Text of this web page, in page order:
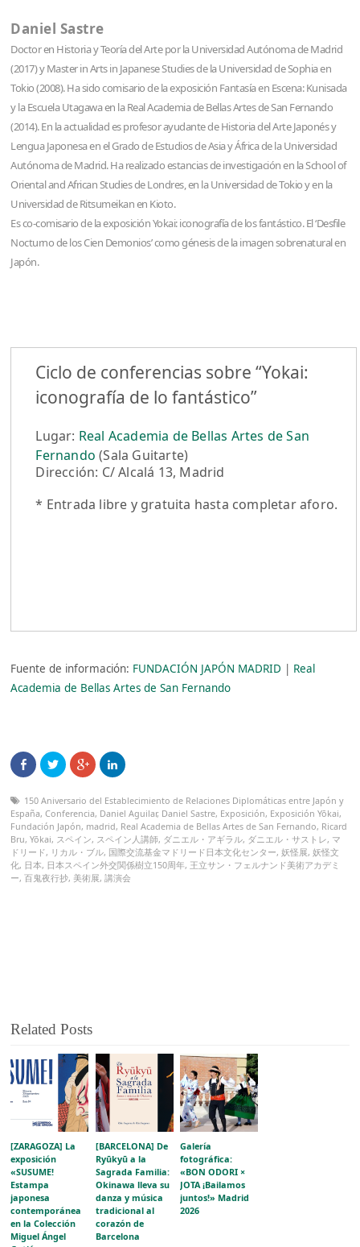
Daniel Sastre
Doctor en Historia y Teoría del Arte por la Universidad Autónoma de Madrid
(2017) y Master in Arts in Japanese Studies de la Universidad de Sophia en
Tokio (2008). Ha sido comisario de la exposición Fantasía en Escena: Kunisada
y la Escuela Utagawa en la Real Academia de Bellas Artes de San Fernando
(2014). En la actualidad es profesor ayudante de Historia del Arte Japonés y
Lengua Japonesa en el Grado de Estudios de Asia y África de la Universidad
Autónoma de Madrid. Ha realizado estancias de investigación en la School of
Oriental and African Studies de Londres, en la Universidad de Tokio y en la
Universidad de Ritsumeikan en Kioto.
Es co-comisario de la exposición Yokai: iconografía de los fantástico. El ‘Desfile
Nocturno de los Cien Demonios’ como génesis de la imagen sobrenatural en
Japón.
Ciclo de conferencias sobre “Yokai:
iconografía de lo fantástico”
Lugar: Real Academia de Bellas Artes de San
Fernando (Sala Guitarte)
Dirección: C/ Alcalá 13, Madrid
* Entrada libre y gratuita hasta completar aforo.
Fuente de información: FUNDACIÓN JAPÓN MADRID | Real
Academia de Bellas Artes de San Fernando
150 Aniversario del Establecimiento de Relaciones Diplomáticas entre Japón y
España,Conferencia, Daniel Aguilar, Daniel Sastre, Exposición, Exposición Yōkai,
Fundación Japón, madrid, Real Academia de Bellas Artes de San Fernando, Ricard
Bru,Yōkai, スペイン, スペイン人講師, ダニエル・アギラル, ダニエル・サストレ, マ
ドリード, リカル・ブル, 国際交流基金マドリード日本文化センター, 妖怪展, 妖怪文
化, 日本, 日本スペイン外交関係樹立150周年, 王立サン・フェルナンド美術アカデミ
ー,百鬼夜行抄, 美術展,講演会
Related Posts
[ZARAGOZA] La
exposición
«SUSUME!
Estampa
japonesa
contemporánea
en la Colección
Miguel Ángel
[BARCELONA] De
Ryūkyū a la
Sagrada Familia:
Okinawa lleva su
danza y música
tradicional al
corazón de
Barcelona
Galería
fotográfica:
«BON ODORI ×
JOTA ¡Bailamos
juntos!» Madrid
2026